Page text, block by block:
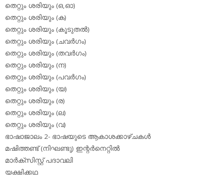
തെറ്റും ശരിയും (ഒ,ഓ)
തെറ്റും ശരിയും (ക)
തെറ്റും ശരിയും (കൂടുതല്‍)
തെറ്റും ശരിയും (ചവര്‍ഗം)
തെറ്റും ശരിയും (തവര്‍ഗം)
തെറ്റും ശരിയും (ന)
തെറ്റും ശരിയും (പവര്‍ഗം)
തെറ്റും ശരിയും (യ)
തെറ്റും ശരിയും (ര)
തെറ്റും ശരിയും (ല)
തെറ്റും ശരിയും (വ)
ഭാഷാജാലം 2- ഭാഷയുടെ ആകാശക്കാഴ്ചകള്‍
മഷിത്തണ്ട് (നിഘണ്ടു) ഇന്റര്‍നെറ്റില്‍
മാര്‍ക്‌സിസ്റ്റ് പദാവലി
യക്ഷിക്കഥ